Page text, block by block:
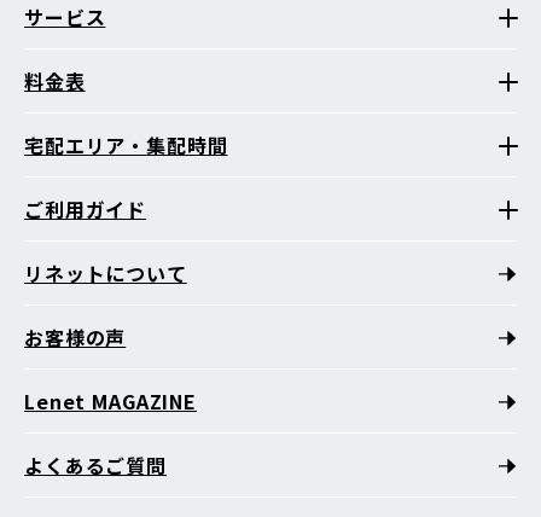
サービス
料金表
宅配エリア・集配時間
ご利用ガイド
リネットについて
お客様の声
Lenet MAGAZINE
よくあるご質問